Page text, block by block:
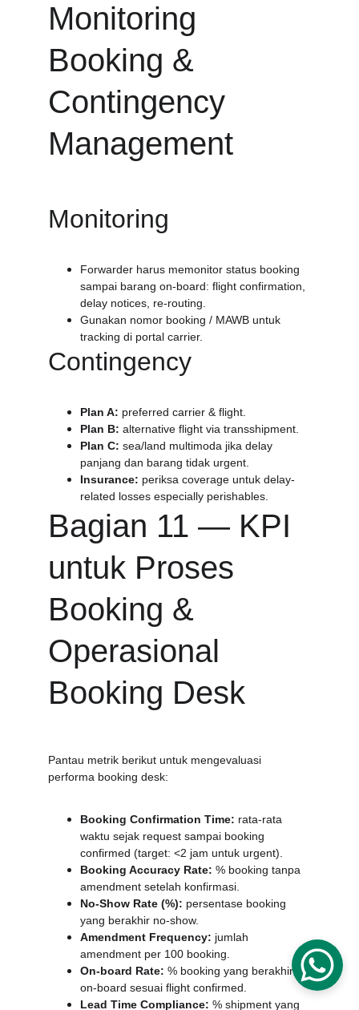
Monitoring
Booking &
Contingency
Management
Monitoring
Forwarder harus memonitor status booking
sampai barang on-board: flight confirmation,
delay notices, re-routing.
Gunakan nomor booking / MAWB untuk
tracking di portal carrier.
Contingency
Plan A: preferred carrier & flight.
Plan B: alternative flight via transshipment.
Plan C: sea/land multimoda jika delay
panjang dan barang tidak urgent.
Insurance: periksa coverage untuk delay-
related losses especially perishables.
Bagian 11 — KPI
untuk Proses
Booking &
Operasional
Booking Desk
Pantau metrik berikut untuk mengevaluasi
performa booking desk:
Booking Confirmation Time: rata-rata
waktu sejak request sampai booking
confirmed (target: <2 jam untuk urgent).
Booking Accuracy Rate: % booking tanpa
amendment setelah konfirmasi.
No-Show Rate (%): persentase booking
yang berakhir no-show.
Amendment Frequency: jumlah
amendment per 100 booking.
On-board Rate: % booking yang berakhir
on-board sesuai flight confirmed.
Lead Time Compliance: % shipment yang